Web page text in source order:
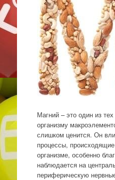
Магний – это один из
организму
слишком ценится. Он
процессы,
организме, особенно
наблюдается на
периферическую